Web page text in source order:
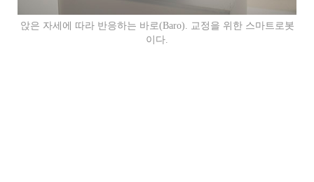
앉은 자세에 따라 반응하는 바로(Baro). 교정을 위한 스마트로봇
이다.